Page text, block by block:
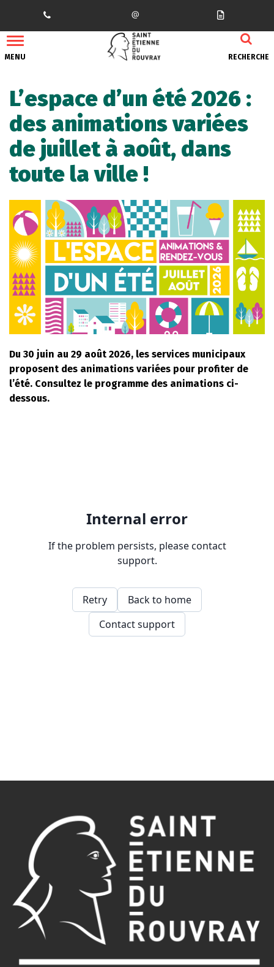
MENU RECHERCHE
L’espace d’un été 2026 :
des animations variées
de juillet à août, dans
toute la ville !
Du 30 juin au 29 août 2026, les services municipaux
proposent des animations variées pour profiter de
l’été. Consultez le programme des animations ci-
dessous.